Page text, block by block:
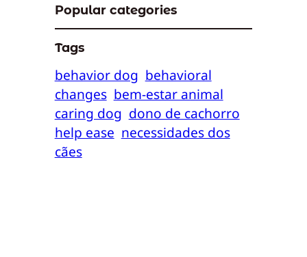
Popular categories
Tags
behavior dog behavioral
changes bem-estar animal
caring dog dono de cachorro
help ease necessidades dos
cães